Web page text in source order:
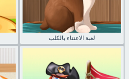
لعبة الاعتناء بالكلب